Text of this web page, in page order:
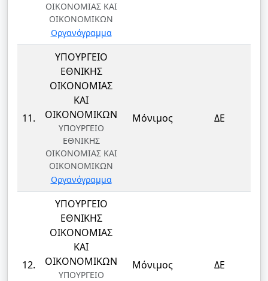
ΟΙΚΟΝΟΜΙΑΣ ΚΑΙ
ΟΙΚΟΝΟΜΙΚΩΝ
Οργανόγραμμα
11.
ΥΠΟΥΡΓΕΙΟ
ΕΘΝΙΚΗΣ
ΟΙΚΟΝΟΜΙΑΣ
ΚΑΙ
ΟΙΚΟΝΟΜΙΚΩΝ
ΥΠΟΥΡΓΕΙΟ
ΕΘΝΙΚΗΣ
ΟΙΚΟΝΟΜΙΑΣ ΚΑΙ
ΟΙΚΟΝΟΜΙΚΩΝ
Οργανόγραμμα
Μόνιμος ΔΕ
12.
ΥΠΟΥΡΓΕΙΟ
ΕΘΝΙΚΗΣ
ΟΙΚΟΝΟΜΙΑΣ
ΚΑΙ
ΟΙΚΟΝΟΜΙΚΩΝ
ΥΠΟΥΡΓΕΙΟ
Μόνιμος ΔΕ